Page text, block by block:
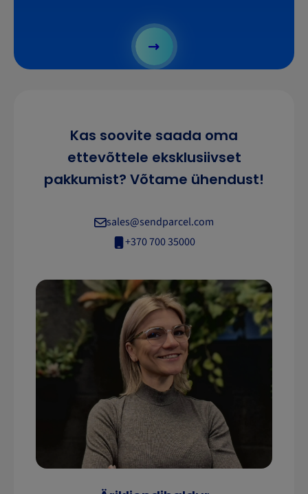
Kas soovite saada oma
ettevõttele eksklusiivset
pakkumist? Võtame ühendust!
sales@sendparcel.com
+370 700 35000